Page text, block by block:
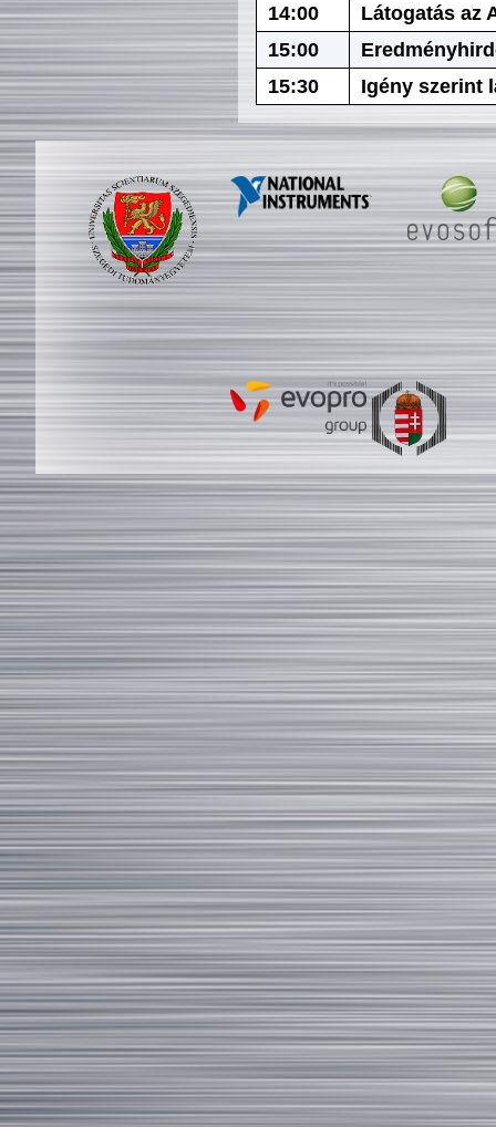
14:00
Látogatás az
15:00
15:30
Igény szerint